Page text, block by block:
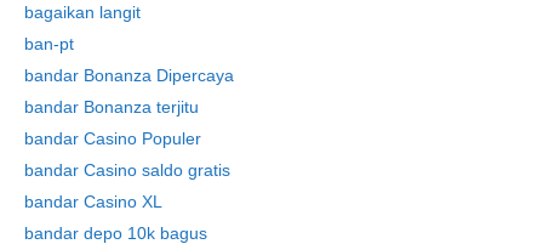
bagaikan langit
ban-pt
bandar Bonanza Dipercaya
bandar Bonanza terjitu
bandar Casino Populer
bandar Casino saldo gratis
bandar Casino XL
bandar depo 10k bagus